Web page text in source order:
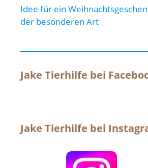
Idee für ein
der besonderen Art
Jake Tierhilfe bei
Jake Tierhilfe bei